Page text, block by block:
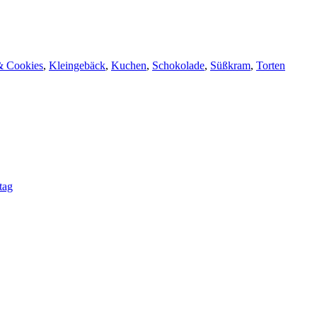
Cookies, Kleingebäck, Kuchen, Schokolade, Süßkram, Torten